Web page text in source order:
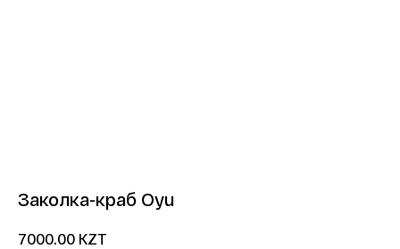
Заколка-краб Oyu
7000.00 KZT